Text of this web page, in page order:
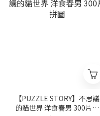
【PUZZLE STORY】不思議
的貓世界 洋食春男 300片拼